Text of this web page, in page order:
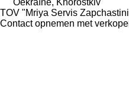
TOV "Mriya Servis
Contact opnemen met